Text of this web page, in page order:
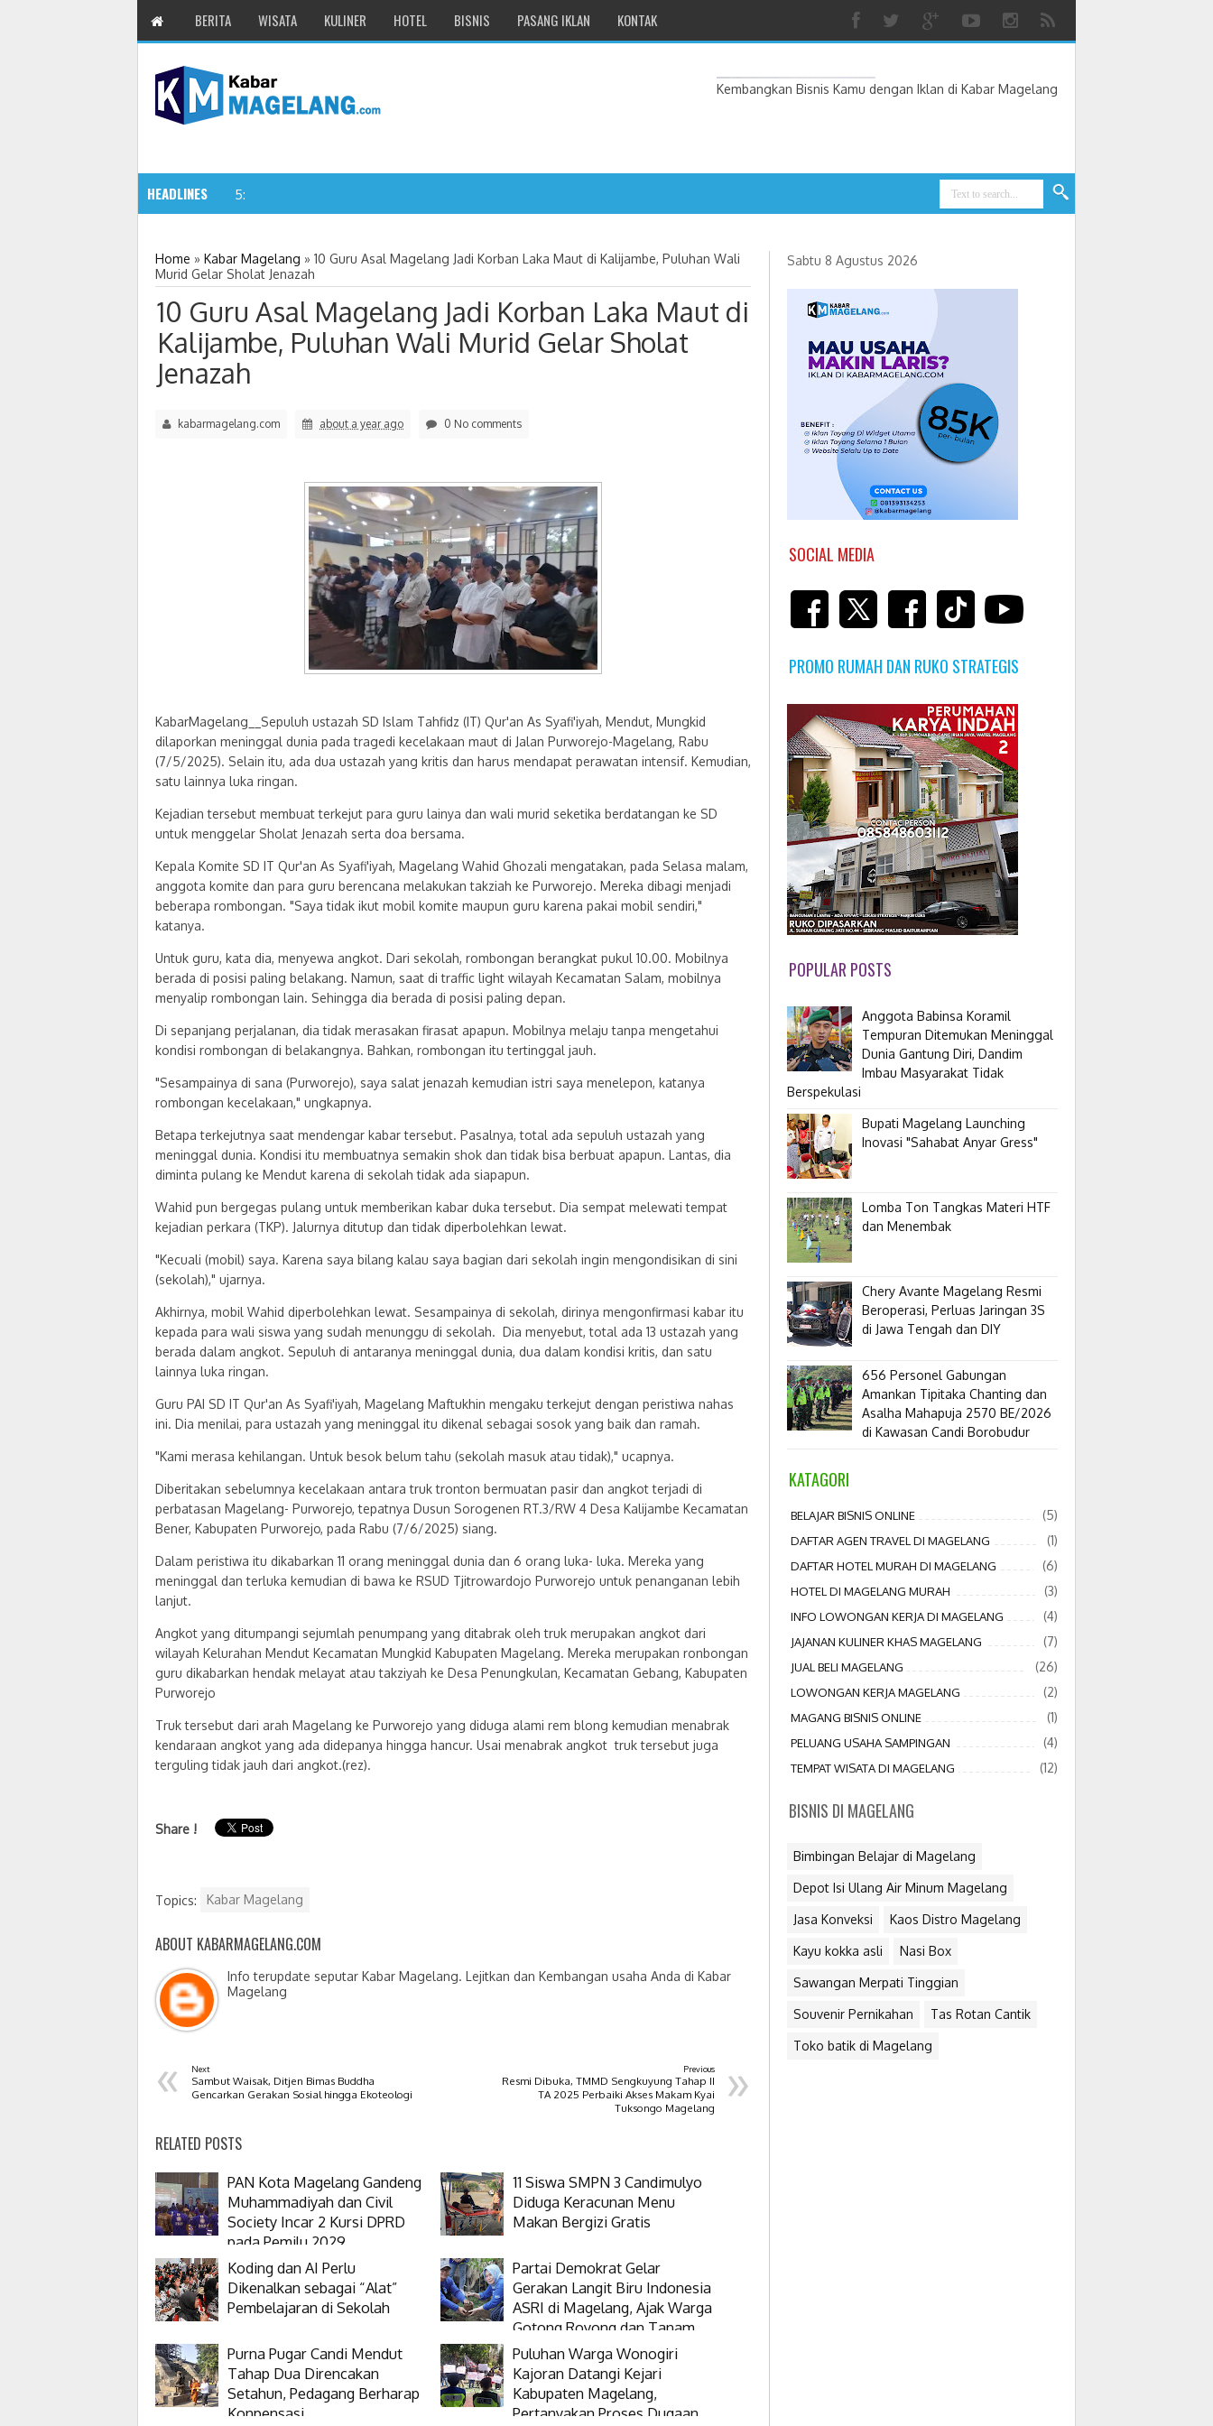
BERITA WISATA KULINER HOTEL BISNIS PASANG IKLAN KONTAK
Kembangkan Bisnis Kamu dengan Iklan di Kabar Magelang
HEADLINES 5:32 PM
Home » Kabar Magelang » 10 Guru Asal Magelang Jadi Korban Laka Maut di Kalijambe, Puluhan Wali
Murid Gelar Sholat Jenazah
10 Guru Asal Magelang Jadi Korban Laka Maut di
Kalijambe, Puluhan Wali Murid Gelar Sholat
Jenazah
kabarmagelang.com about a year ago 0 No comments
KabarMagelang__Sepuluh ustazah SD Islam Tahfidz (IT) Qur'an As Syafi'iyah, Mendut, Mungkid
dilaporkan meninggal dunia pada tragedi kecelakaan maut di Jalan Purworejo-Magelang, Rabu
(7/5/2025). Selain itu, ada dua ustazah yang kritis dan harus mendapat perawatan intensif. Kemudian,
satu lainnya luka ringan.
Kejadian tersebut membuat terkejut para guru lainya dan wali murid seketika berdatangan ke SD
untuk menggelar Sholat Jenazah serta doa bersama.
Kepala Komite SD IT Qur'an As Syafi'iyah, Magelang Wahid Ghozali mengatakan, pada Selasa malam,
anggota komite dan para guru berencana melakukan takziah ke Purworejo. Mereka dibagi menjadi
beberapa rombongan. "Saya tidak ikut mobil komite maupun guru karena pakai mobil sendiri,"
katanya.
Untuk guru, kata dia, menyewa angkot. Dari sekolah, rombongan berangkat pukul 10.00. Mobilnya
berada di posisi paling belakang. Namun, saat di traffic light wilayah Kecamatan Salam, mobilnya
menyalip rombongan lain. Sehingga dia berada di posisi paling depan.
Di sepanjang perjalanan, dia tidak merasakan firasat apapun. Mobilnya melaju tanpa mengetahui
kondisi rombongan di belakangnya. Bahkan, rombongan itu tertinggal jauh.
"Sesampainya di sana (Purworejo), saya salat jenazah kemudian istri saya menelepon, katanya
rombongan kecelakaan," ungkapnya.
Betapa terkejutnya saat mendengar kabar tersebut. Pasalnya, total ada sepuluh ustazah yang
meninggal dunia. Kondisi itu membuatnya semakin shok dan tidak bisa berbuat apapun. Lantas, dia
diminta pulang ke Mendut karena di sekolah tidak ada siapapun.
Wahid pun bergegas pulang untuk memberikan kabar duka tersebut. Dia sempat melewati tempat
kejadian perkara (TKP). Jalurnya ditutup dan tidak diperbolehkan lewat.
"Kecuali (mobil) saya. Karena saya bilang kalau saya bagian dari sekolah ingin mengondisikan di sini
(sekolah)," ujarnya.
Akhirnya, mobil Wahid diperbolehkan lewat. Sesampainya di sekolah, dirinya mengonfirmasi kabar itu
kepada para wali siswa yang sudah menunggu di sekolah. Dia menyebut, total ada 13 ustazah yang
berada dalam angkot. Sepuluh di antaranya meninggal dunia, dua dalam kondisi kritis, dan satu
lainnya luka ringan.
Guru PAI SD IT Qur'an As Syafi'iyah, Magelang Maftukhin mengaku terkejut dengan peristiwa nahas
ini. Dia menilai, para ustazah yang meninggal itu dikenal sebagai sosok yang baik dan ramah.
"Kami merasa kehilangan. Untuk besok belum tahu (sekolah masuk atau tidak)," ucapnya.
Diberitakan sebelumnya kecelakaan antara truk tronton bermuatan pasir dan angkot terjadi di
perbatasan Magelang- Purworejo, tepatnya Dusun Sorogenen RT.3/RW 4 Desa Kalijambe Kecamatan
Bener, Kabupaten Purworejo, pada Rabu (7/6/2025) siang.
Dalam peristiwa itu dikabarkan 11 orang meninggal dunia dan 6 orang luka- luka. Mereka yang
meninggal dan terluka kemudian di bawa ke RSUD Tjitrowardojo Purworejo untuk penanganan lebih
lanjut.
Angkot yang ditumpangi sejumlah penumpang yang ditabrak oleh truk merupakan angkot dari
wilayah Kelurahan Mendut Kecamatan Mungkid Kabupaten Magelang. Mereka merupakan ronbongan
guru dikabarkan hendak melayat atau takziyah ke Desa Penungkulan, Kecamatan Gebang, Kabupaten
Purworejo
Truk tersebut dari arah Magelang ke Purworejo yang diduga alami rem blong kemudian menabrak
kendaraan angkot yang ada didepanya hingga hancur. Usai menabrak angkot truk tersebut juga
terguling tidak jauh dari angkot.(rez).
Share !
Topics: Kabar Magelang
ABOUT KABARMAGELANG.COM
Info terupdate seputar Kabar Magelang. Lejitkan dan Kembangan usaha Anda di Kabar
Magelang
« Next
Sambut Waisak, Ditjen Bimas Buddha
Gencarkan Gerakan Sosial hingga Ekoteologi
»
Previous
Resmi Dibuka, TMMD Sengkuyung Tahap II
TA 2025 Perbaiki Akses Makam Kyai
Tuksongo Magelang
RELATED POSTS
PAN Kota Magelang Gandeng
Muhammadiyah dan Civil
Society Incar 2 Kursi DPRD
pada Pemilu 2029
11 Siswa SMPN 3 Candimulyo
Diduga Keracunan Menu
Makan Bergizi Gratis
Koding dan AI Perlu
Dikenalkan sebagai “Alat”
Pembelajaran di Sekolah
Partai Demokrat Gelar
Gerakan Langit Biru Indonesia
ASRI di Magelang, Ajak Warga
Gotong Royong dan Tanam
Pohon
Purna Pugar Candi Mendut
Tahap Dua Direncakan
Setahun, Pedagang Berharap
Konpensasi
Puluhan Warga Wonogiri
Kajoran Datangi Kejari
Kabupaten Magelang,
Pertanyakan Proses Dugaan
Sabtu 8 Agustus 2026
SOCIAL MEDIA
PROMO RUMAH DAN RUKO STRATEGIS
POPULAR POSTS
Anggota Babinsa Koramil
Tempuran Ditemukan Meninggal
Dunia Gantung Diri, Dandim
Imbau Masyarakat Tidak
Berspekulasi
Bupati Magelang Launching
Inovasi "Sahabat Anyar Gress"
Lomba Ton Tangkas Materi HTF
dan Menembak
​Chery Avante Magelang Resmi
Beroperasi, Perluas Jaringan 3S
di Jawa Tengah dan DIY
656 Personel Gabungan
Amankan Tipitaka Chanting dan
Asalha Mahapuja 2570 BE/2026
di Kawasan Candi Borobudur
KATAGORI
BELAJAR BISNIS ONLINE (5)
DAFTAR AGEN TRAVEL DI MAGELANG (1)
DAFTAR HOTEL MURAH DI MAGELANG (6)
HOTEL DI MAGELANG MURAH (3)
INFO LOWONGAN KERJA DI MAGELANG (4)
JAJANAN KULINER KHAS MAGELANG (7)
JUAL BELI MAGELANG (26)
LOWONGAN KERJA MAGELANG (2)
MAGANG BISNIS ONLINE (1)
PELUANG USAHA SAMPINGAN (4)
TEMPAT WISATA DI MAGELANG (12)
BISNIS DI MAGELANG
Bimbingan Belajar di Magelang
Depot Isi Ulang Air Minum Magelang
Jasa Konveksi Kaos Distro Magelang
Kayu kokka asli Nasi Box
Sawangan Merpati Tinggian
Souvenir Pernikahan Tas Rotan Cantik
Toko batik di Magelang